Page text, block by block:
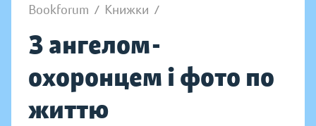
Bookforum / Книжки /
З ангелом-
охоронцем і фото по
життю